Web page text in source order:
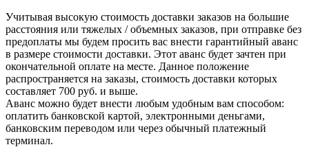
Учитывая высокую стоимость доставки заказов на большие
расстояния или тяжелых / объемных заказов, при отправке без
предоплаты мы будем просить вас внести гарантийный аванс
в размере стоимости доставки. Этот аванс будет зачтен при
окончательной оплате на месте. Данное положение
распространяется на заказы, стоимость доставки которых
составляет 700 руб. и выше.
Аванс можно будет внести любым удобным вам способом:
оплатить банковской картой, электронными деньгами,
банковским переводом или через обычный платежный
терминал.